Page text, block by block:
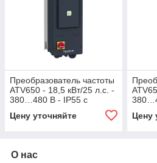
Преобразователь частоты
ATV650 - 18,5 кВт/25 л.с. -
380…480 В - IP55 с
Цену уточняйте Цену
О нас